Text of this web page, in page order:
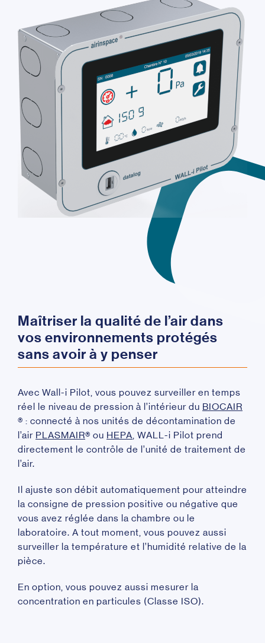
Maîtriser la qualité de l’air dans
vos environnements protégés
sans avoir à y penser
Avec Wall-i Pilot, vous pouvez surveiller en temps
réel le niveau de pression à l’intérieur du BIOCAIR
® : connecté à nos unités de décontamination de
l’air PLASMAIR® ou HEPA, WALL-i Pilot prend
directement le contrôle de l’unité de traitement de
l’air.
Il ajuste son débit automatiquement pour atteindre
la consigne de pression positive ou négative que
vous avez réglée dans la chambre ou le
laboratoire. A tout moment, vous pouvez aussi
surveiller la température et l’humidité relative de la
pièce.
En option, vous pouvez aussi mesurer la
concentration en particules (Classe ISO).